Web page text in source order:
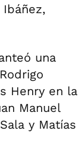
una
Henry en la
Manuel
y Matías